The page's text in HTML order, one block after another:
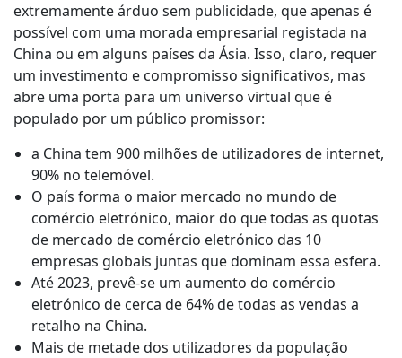
Defesa e Segurança
Todos os setores
extremamente árduo sem publicidade, que apenas é
possível com uma morada empresarial registada na
China ou em alguns países da Ásia. Isso, claro, requer
um investimento e compromisso significativos, mas
abre uma porta para um universo virtual que é
populado por um público promissor:
a China tem 900 milhões de utilizadores de internet,
90% no telemóvel.
O país forma o maior mercado no mundo de
comércio eletrónico, maior do que todas as quotas
de mercado de comércio eletrónico das 10
empresas globais juntas que dominam essa esfera.
Até 2023, prevê-se um aumento do comércio
eletrónico de cerca de 64% de todas as vendas a
retalho na China.
Mais de metade dos utilizadores da população